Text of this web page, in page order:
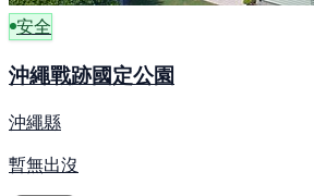
安全
沖繩戰跡國定公園
沖繩縣
暫無出沒